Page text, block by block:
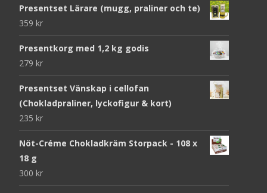
Presentset Lärare (mugg, praliner och te)
359 kr
Presentkorg med 1,2 kg godis
279 kr
Presentset Vänskap i cellofan
(Chokladpraliner, lyckofigur & kort)
235 kr
Nöt-Créme Chokladkräm Storpack - 108 x
18 g
300 kr